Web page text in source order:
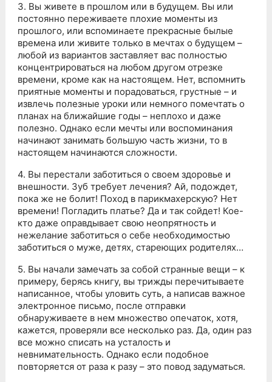
3. Вы живете в прошлом или в будущем. Вы или
постоянно переживаете плохие моменты из
прошлого, или вспоминаете прекрасные былые
времена или живите только в мечтах о будущем –
любой из вариантов заставляет вас полностью
концентрироваться на любом другом отрезке
времени, кроме как на настоящем. Нет, вспомнить
приятные моменты и порадоваться, грустные – и
извлечь полезные уроки или немного помечтать о
планах на ближайшие годы – неплохо и даже
полезно. Однако если мечты или воспоминания
начинают занимать большую часть жизни, то в
настоящем начинаются сложности.
4. Вы перестали заботиться о своем здоровье и
внешности. Зуб требует лечения? Ай, подождет,
пока же не болит! Поход в парикмахерскую? Нет
времени! Погладить платье? Да и так сойдет! Кое-
кто даже оправдывает свою неопрятность и
нежелание заботиться о себе необходимостью
заботиться о муже, детях, стареющих родителях…
5. Вы начали замечать за собой странные вещи – к
примеру, берясь книгу, вы трижды перечитываете
написанное, чтобы уловить суть, а написав важное
электронное письмо, после отправки
обнаруживаете в нем множество опечаток, хотя,
кажется, проверяли все несколько раз. Да, один раз
все можно списать на усталость и
невнимательность. Однако если подобное
повторяется от раза к разу – это повод задуматься.